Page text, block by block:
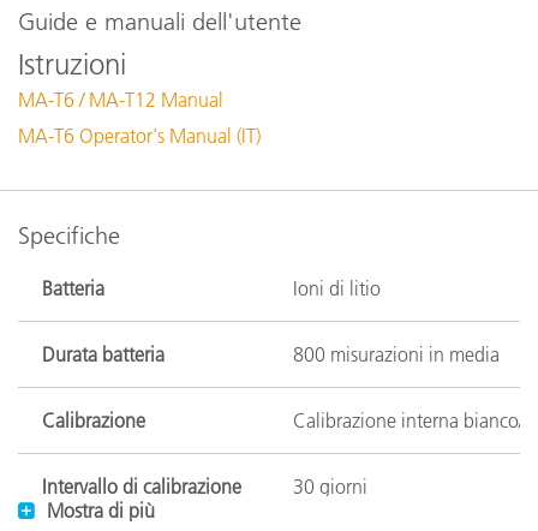
Guide e manuali dell'utente
Istruzioni
MA-T6 / MA-T12 Manual
MA-T6 Operator's Manual (IT)
Specifiche
Batteria Ioni di litio
Durata batteria 800 misurazioni in media
Calibrazione Calibrazione interna bianco/
Intervallo di calibrazione 30 giorni
Mostra di più